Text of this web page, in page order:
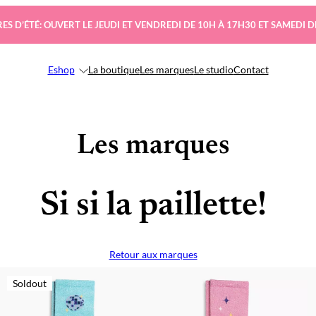
D’ÉTÉ: OUVERT LE JEUDI ET VENDREDI DE 10H À 17H30 ET SAMEDI
Eshop La boutiqueLes marquesLe studioContact
Les marques
Si si la paillette!
Retour aux marques
Soldout